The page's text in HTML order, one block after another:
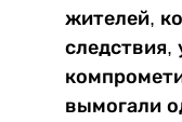
жителей,
следствия,
вымогали